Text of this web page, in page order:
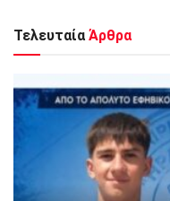
Τελευταία Άρθρα